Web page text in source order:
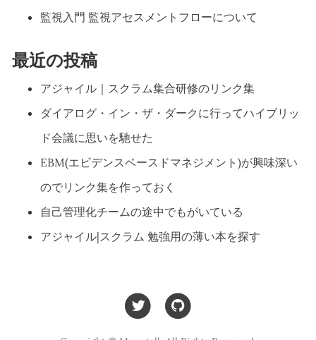
監視入門 監視アセスメントフローについて
最近の投稿
アジャイル｜スクラム集合研修のリンク集
ダイアログ・イン・ザ・ダークに行ってハイブリッ
ド会議に思いを馳せた
EBM(エビデンスベースドマネジメント)が興味深い
のでリンク集を作っておく
自己管理化チームの途中でもがいている
アジャイル|スクラム 勉強用の薄い本を探す